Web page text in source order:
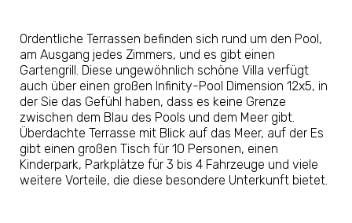
Ordentliche Terrassen befinden sich rund um den Pool,
am Ausgang jedes Zimmers, und es gibt einen
Gartengrill. Diese ungewöhnlich schöne Villa verfügt
auch über einen großen Infinity-Pool Dimension 12x5, in
der Sie das Gefühl haben, dass es keine Grenze
zwischen dem Blau des Pools und dem Meer gibt.
Überdachte Terrasse mit Blick auf das Meer, auf der Es
gibt einen großen Tisch für 10 Personen, einen
Kinderpark, Parkplätze für 3 bis 4 Fahrzeuge und viele
weitere Vorteile, die diese besondere Unterkunft bietet.